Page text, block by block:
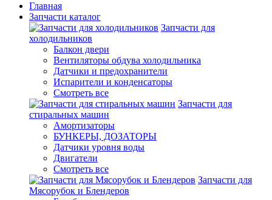
Главная
Запчасти каталог
Запчасти для
холодильников
Балкон двери
Вентиляторы обдува холодильника
Датчики и предохранители
Испарители и конденсаторы
Смотреть все
Запчасти для
стиральных машин
Амортизаторы
БУНКЕРЫ, ДОЗАТОРЫ
Датчики уровня воды
Двигатели
Смотреть все
Запчасти для
Мясорубок и Блендеров